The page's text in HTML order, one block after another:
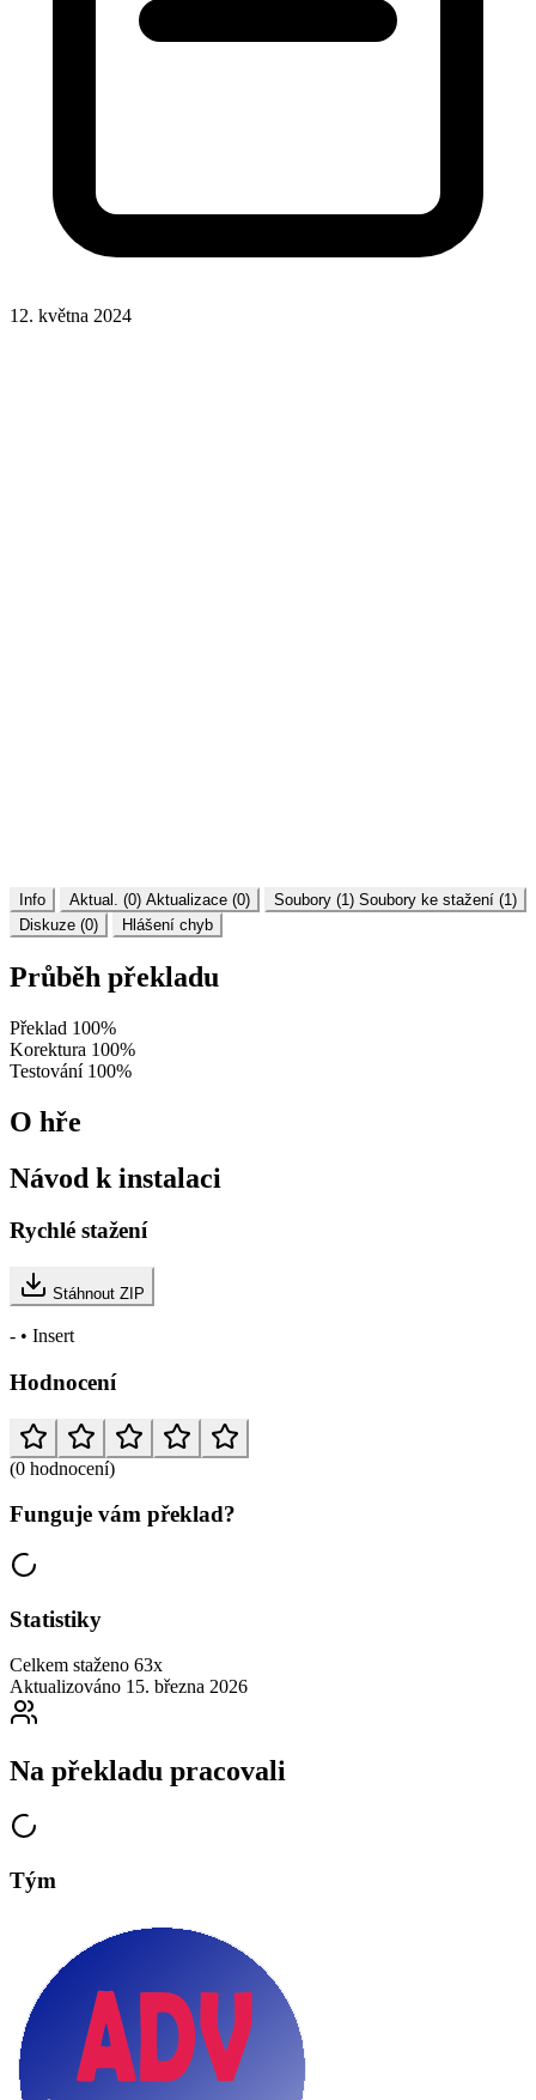
12. května 2024
Info Aktual. (0) Aktualizace (0) Soubory (1) Soubory ke stažení (1)
Diskuze (0)
Hlášení chyb
Průběh překladu
Překlad 100%
Korektura 100%
Testování 100%
O hře
Návod k instalaci
Rychlé stažení
Stáhnout ZIP
- • Insert
Hodnocení
(0 hodnocení)
Funguje vám překlad?
Statistiky
Celkem staženo 63x
Aktualizováno 15. března 2026
Na překladu pracovali
Tým